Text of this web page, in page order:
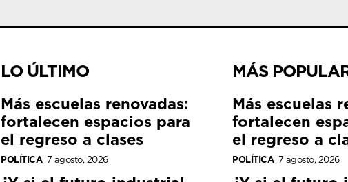
LO ÚLTIMO
Más escuelas renovadas:
fortalecen espacios para
el regreso a clases
POLÍTICA 7 agosto, 2026
MÁS
Más escuelas
fortalecen
el regreso a
POLÍTICA 7 agosto, 2026